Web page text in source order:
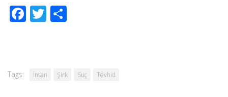
Facebook
Twitter
Tags: İnsan Şirk Suç Tevhid